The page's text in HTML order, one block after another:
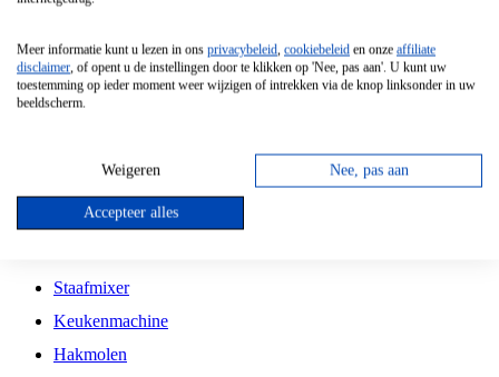
Vrijstaande Magnetron
Vrijstaande Kookplaat
Inbouw Gaskookplaat
Inbouw Keramische Kookplaat
Kookplaat Accessoires
Staafmixer
Keukenmachine
Hakmolen
Meer informatie kunt u lezen in ons privacybeleid, cookiebeleid en onze affiliate
disclaimer, of opent u de instellingen door te klikken op 'Nee, pas aan'. U kunt uw
toestemming op ieder moment weer wijzigen of intrekken via de knop linksonder in uw
beeldscherm.
Weigeren Nee, pas aan
Accepteer alles